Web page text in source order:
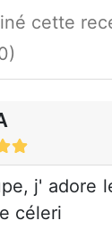
cette
not
j' adore
céleri